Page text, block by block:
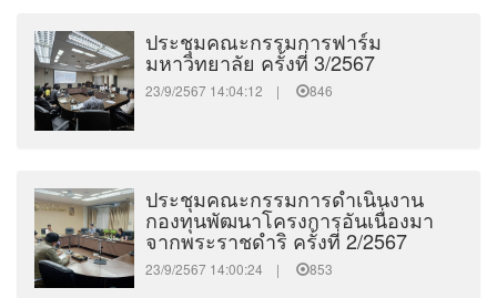
ประชุมคณะกรรมการฟาร์ม
มหาวิทยาลัย ครั้งที่ 3/2567
23/9/2567 14:04:12 | 846
ประชุมคณะกรรมการดำเนินงาน
กองทุนพัฒนาโครงการอันเนื่องมา
จากพระราชดำริ ครั้งที่ 2/2567
23/9/2567 14:00:24 | 853